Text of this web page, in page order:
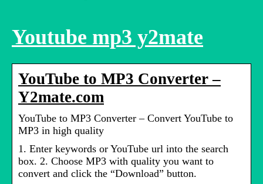
Youtube mp3 y2mate
YouTube to MP3 Converter –
Y2mate.com
YouTube to MP3 Converter – Convert YouTube to
MP3 in high quality
1. Enter keywords or YouTube url into the search
box. 2. Choose MP3 with quality you want to
convert and click the “Download” button.